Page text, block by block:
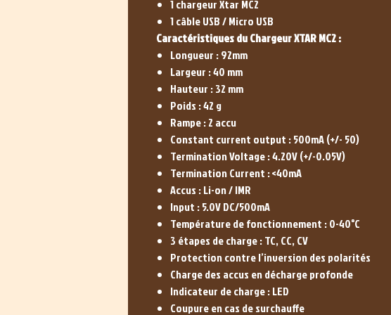
1 chargeur Xtar MC2
1 câble USB / Micro USB
Caractéristiques du Chargeur XTAR MC2 :
Longueur : 92mm
Largeur : 40 mm
Hauteur : 32 mm
Poids : 42 g
Rampe : 2 accu
Constant current output : 500mA (+/- 50)
Termination Voltage : 4.20V (+/-0.05V)
Termination Current : <40mA
Accus : Li-on / IMR
Input : 5.0V DC/500mA
Température de fonctionnement : 0-40°C
3 étapes de charge : TC, CC, CV
Protection contre l’inversion des polarités
Charge des accus en décharge profonde
Indicateur de charge : LED
Coupure en cas de surchauffe